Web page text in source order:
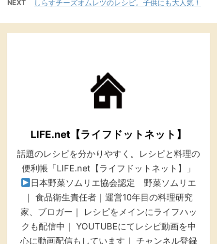
NEXT しらすチーズオムレツのレシピ。子供にも大人気！
LIFE.net【ライフドットネット】
話題のレシピを分かりやすく。レシピと料理の
便利帳「LIFE.net【ライフドットネット】」
日本野菜ソムリエ協会認定 野菜ソムリエ
｜ 食品衛生責任者｜運営10年目の料理研究
家、ブロガー｜ レシピをメインにライフハッ
クも配信中｜ YOUTUBEにてレシピ動画を中
心に動画配信もしています｜ チャンネル登録